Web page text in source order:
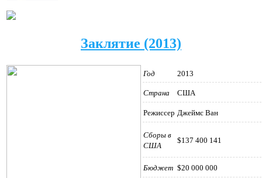
Заклятие (2013)
Год 2013
Страна США
Режиссер Джеймс Ван
Сборы в
США
$137 400 141
Бюджет $20 000 000